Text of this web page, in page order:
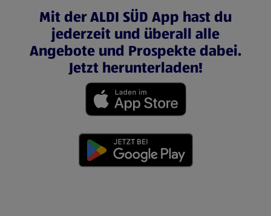
Mit der ALDI SÜD App hast du
jederzeit und überall alle
Angebote und Prospekte dabei.
Jetzt herunterladen!